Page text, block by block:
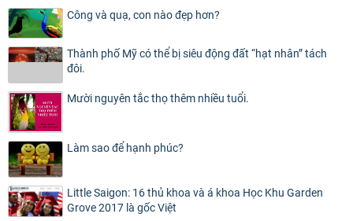
Công và quạ, con nào đẹp hơn?
Thành phố Mỹ có thể bị siêu động đất “hạt nhân” tách
đôi.
Mười nguyên tắc thọ thêm nhiều tuổi.
Làm sao để hạnh phúc?
Little Saigon: 16 thủ khoa và á khoa Học Khu Garden
Grove 2017 là gốc Việt